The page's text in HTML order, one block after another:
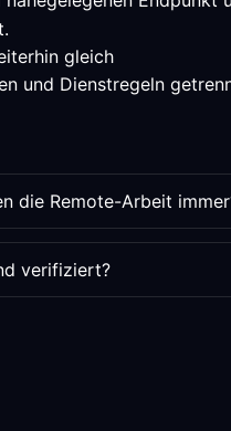
gleich
und Dienstregeln
die Remote-Arbeit
verifiziert?